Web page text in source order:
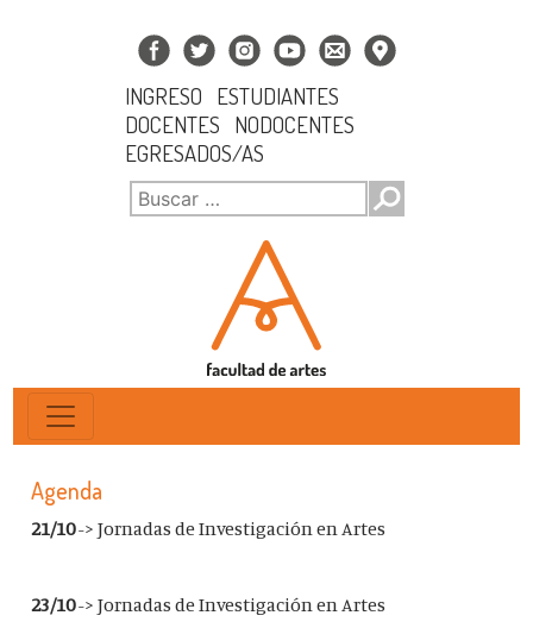
INGRESO
ESTUDIANTES
DOCENTES
NODOCENTES
EGRESADOS/AS
Agenda
21/10-> Jornadas de Investigación en Artes
23/10-> Jornadas de Investigación en Artes